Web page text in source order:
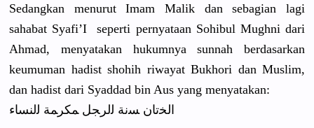
Sedangkan menurut Imam Malik dan sebagian lagi
sahabat Syafi’I seperti pernyataan Sohibul Mughni dari
Ahmad, menyatakan hukumnya sunnah berdasarkan
keumuman hadist shohih riwayat Bukhori dan Muslim,
dan hadist dari Syaddad bin Aus yang menyatakan:
ﺍﻟﺨﺗﺎﻥ ﺴﻧﺔ ﻟﻟﺮﺠﻞ ﻤﻜﺮﻤﺔ ﻟﻟﻨﺴﺎﺀ